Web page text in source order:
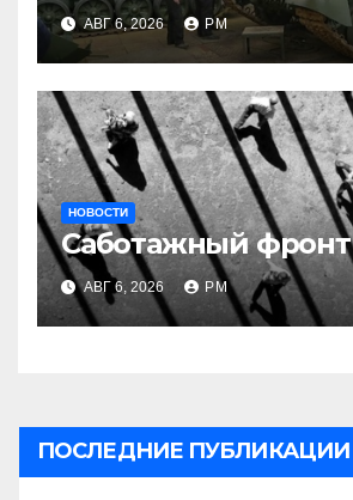
АВГ 6, 2026 РМ
НОВОСТИ
Саботажный фронт
АВГ 6, 2026 РМ
ПОСЛЕДНИЕ ПУБЛИКАЦИИ